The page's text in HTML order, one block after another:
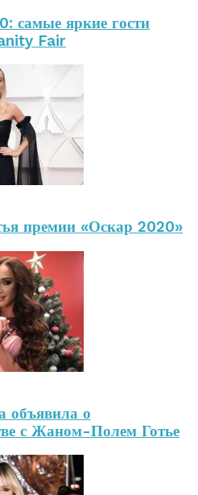
самые яркие гости
Fair
премии «Оскар 2020»
объявила о
с Жаном-Полем Готье